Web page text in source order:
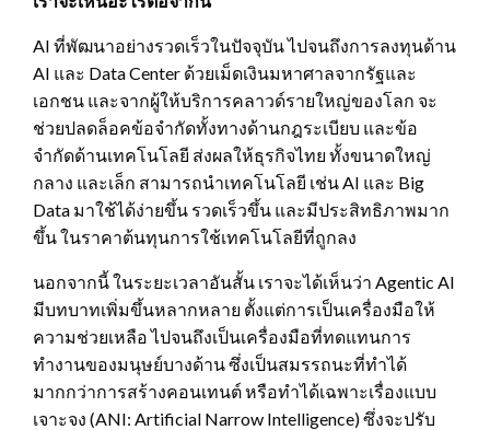
AI ที่พัฒนาอย่างรวดเร็วในปัจจุบัน ไปจนถึงการลงทุนด้าน
AI และ Data Center ด้วยเม็ดเงินมหาศาลจากรัฐและ
เอกชน และจากผู้ให้บริการคลาวด์รายใหญ่ของโลก จะ
ช่วยปลดล็อคข้อจำกัดทั้งทางด้านกฎระเบียบ และข้อ
จำกัดด้านเทคโนโลยี ส่งผลให้ธุรกิจไทย ทั้งขนาดใหญ่
กลาง และเล็ก สามารถนำเทคโนโลยี เช่น AI และ Big
Data มาใช้ได้ง่ายขึ้น รวดเร็วขึ้น และมีประสิทธิภาพมาก
ขึ้น ในราคาต้นทุนการใช้เทคโนโลยีที่ถูกลง
นอกจากนี้ ในระยะเวลาอันสั้น เราจะได้เห็นว่า Agentic AI
มีบทบาทเพิ่มขึ้นหลากหลาย ตั้งแต่การเป็นเครื่องมือให้
ความช่วยเหลือ ไปจนถึงเป็นเครื่องมือที่ทดแทนการ
ทำงานของมนุษย์บางด้าน ซึ่งเป็นสมรรถนะที่ทำได้
มากกว่าการสร้างคอนเทนต์ หรือทำได้เฉพาะเรื่องแบบ
เจาะจง (ANI: Artificial Narrow Intelligence) ซึ่งจะปรับ